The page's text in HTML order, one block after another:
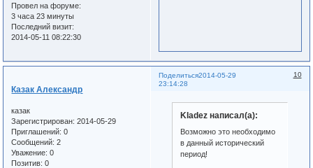
Провел на форуме:
3 часа 23 минуты
Последний визит:
2014-05-11 08:22:30
Поделиться 10
2014-05-29
23:14:28
Казак Александр
казак
Зарегистрирован: 2014-05-29
Приглашений: 0
Сообщений: 2
Уважение: 0
Позитив: 0
Kladez написал(а):
Возможно это необходимо
в данный исторический
период!